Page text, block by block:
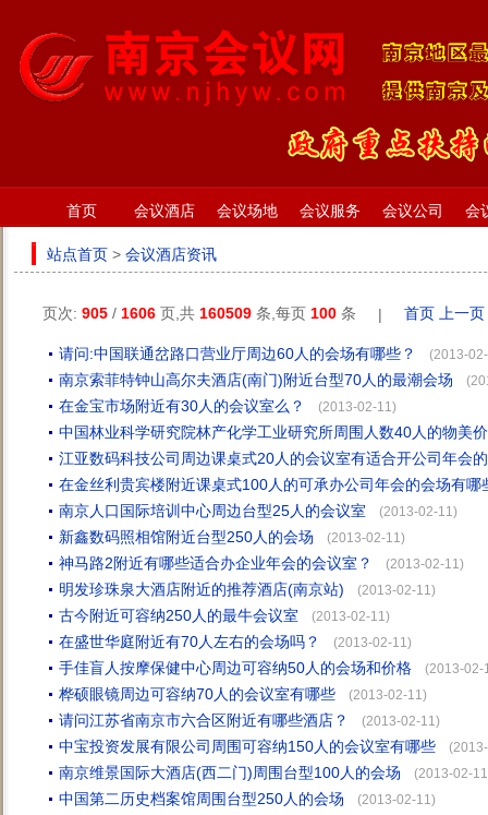
首页 会议酒店 会议场地 会议服务 会议公司 会
站点首页 > 会议酒店资讯
页次: 905 / 1606 页,共 160509 条,每页 100 条 | 首页 上一页
请问:中国联通岔路口营业厅周边60人的会场有哪些？ (2013-
南京索菲特钟山高尔夫酒店(南门)附近台型70人的最潮会场
在金宝市场附近有30人的会议室么？ (2013-02-11)
中国林业科学研究院林产化学工业研究所周围人数40人的物美
江亚数码科技公司周边课桌式20人的会议室有适合开公司年会
在金丝利贵宾楼附近课桌式100人的可承办公司年会的会场有哪
南京人口国际培训中心周边台型25人的会议室
(2013-02-11)
新鑫数码照相馆附近台型250人的会场 (2013-02-11)
神马路2附近有哪些适合办企业年会的会议室？ (2013-02-11)
明发珍珠泉大酒店附近的推荐酒店(南京站) (2013-02-11)
古今附近可容纳250人的最牛会议室 (2013-02-11)
在盛世华庭附近有70人左右的会场吗？ (2013-02-11)
手佳盲人按摩保健中心周边可容纳50人的会场和价格 (2013-02-
桦硕眼镜周边可容纳70人的会议室有哪些 (2013-02-11)
请问江苏省南京市六合区附近有哪些酒店？ (2013-02-11)
中宝投资发展有限公司周围可容纳150人的会议室有哪些
南京维景国际大酒店(西二门)周围台型100人的会场 (2013-02-
中国第二历史档案馆周围台型250人的会场 (2013-02-11)